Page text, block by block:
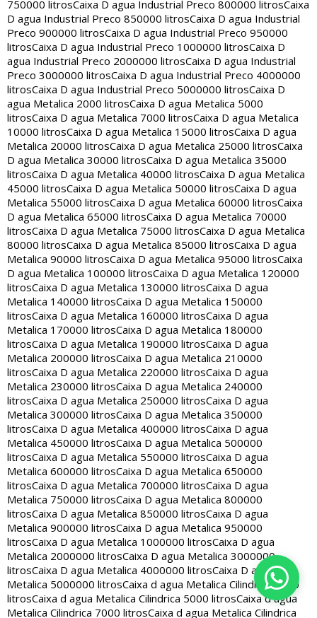
750000 litrosCaixa D agua Industrial Preco 800000 litrosCaixa
D agua Industrial Preco 850000 litrosCaixa D agua Industrial
Preco 900000 litrosCaixa D agua Industrial Preco 950000
litrosCaixa D agua Industrial Preco 1000000 litrosCaixa D
agua Industrial Preco 2000000 litrosCaixa D agua Industrial
Preco 3000000 litrosCaixa D agua Industrial Preco 4000000
litrosCaixa D agua Industrial Preco 5000000 litrosCaixa D
agua Metalica 2000 litrosCaixa D agua Metalica 5000
litrosCaixa D agua Metalica 7000 litrosCaixa D agua Metalica
10000 litrosCaixa D agua Metalica 15000 litrosCaixa D agua
Metalica 20000 litrosCaixa D agua Metalica 25000 litrosCaixa
D agua Metalica 30000 litrosCaixa D agua Metalica 35000
litrosCaixa D agua Metalica 40000 litrosCaixa D agua Metalica
45000 litrosCaixa D agua Metalica 50000 litrosCaixa D agua
Metalica 55000 litrosCaixa D agua Metalica 60000 litrosCaixa
D agua Metalica 65000 litrosCaixa D agua Metalica 70000
litrosCaixa D agua Metalica 75000 litrosCaixa D agua Metalica
80000 litrosCaixa D agua Metalica 85000 litrosCaixa D agua
Metalica 90000 litrosCaixa D agua Metalica 95000 litrosCaixa
D agua Metalica 100000 litrosCaixa D agua Metalica 120000
litrosCaixa D agua Metalica 130000 litrosCaixa D agua
Metalica 140000 litrosCaixa D agua Metalica 150000
litrosCaixa D agua Metalica 160000 litrosCaixa D agua
Metalica 170000 litrosCaixa D agua Metalica 180000
litrosCaixa D agua Metalica 190000 litrosCaixa D agua
Metalica 200000 litrosCaixa D agua Metalica 210000
litrosCaixa D agua Metalica 220000 litrosCaixa D agua
Metalica 230000 litrosCaixa D agua Metalica 240000
litrosCaixa D agua Metalica 250000 litrosCaixa D agua
Metalica 300000 litrosCaixa D agua Metalica 350000
litrosCaixa D agua Metalica 400000 litrosCaixa D agua
Metalica 450000 litrosCaixa D agua Metalica 500000
litrosCaixa D agua Metalica 550000 litrosCaixa D agua
Metalica 600000 litrosCaixa D agua Metalica 650000
litrosCaixa D agua Metalica 700000 litrosCaixa D agua
Metalica 750000 litrosCaixa D agua Metalica 800000
litrosCaixa D agua Metalica 850000 litrosCaixa D agua
Metalica 900000 litrosCaixa D agua Metalica 950000
litrosCaixa D agua Metalica 1000000 litrosCaixa D agua
Metalica 2000000 litrosCaixa D agua Metalica 3000000
litrosCaixa D agua Metalica 4000000 litrosCaixa D agua
Metalica 5000000 litrosCaixa d agua Metalica Cilindrica 2000
litrosCaixa d agua Metalica Cilindrica 5000 litrosCaixa d agua
Metalica Cilindrica 7000 litrosCaixa d agua Metalica Cilindrica